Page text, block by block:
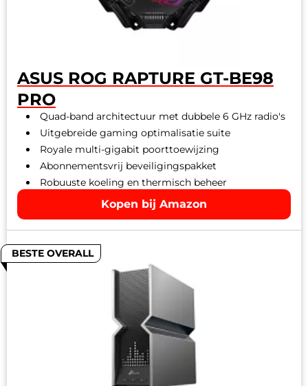
ASUS ROG RAPTURE GT-BE98
PRO
Quad-band architectuur met dubbele 6 GHz radio's
Uitgebreide gaming optimalisatie suite
Royale multi-gigabit poorttoewijzing
Abonnementsvrij beveiligingspakket
Robuuste koeling en thermisch beheer
Kopen bij Amazon
BESTE OVERALL